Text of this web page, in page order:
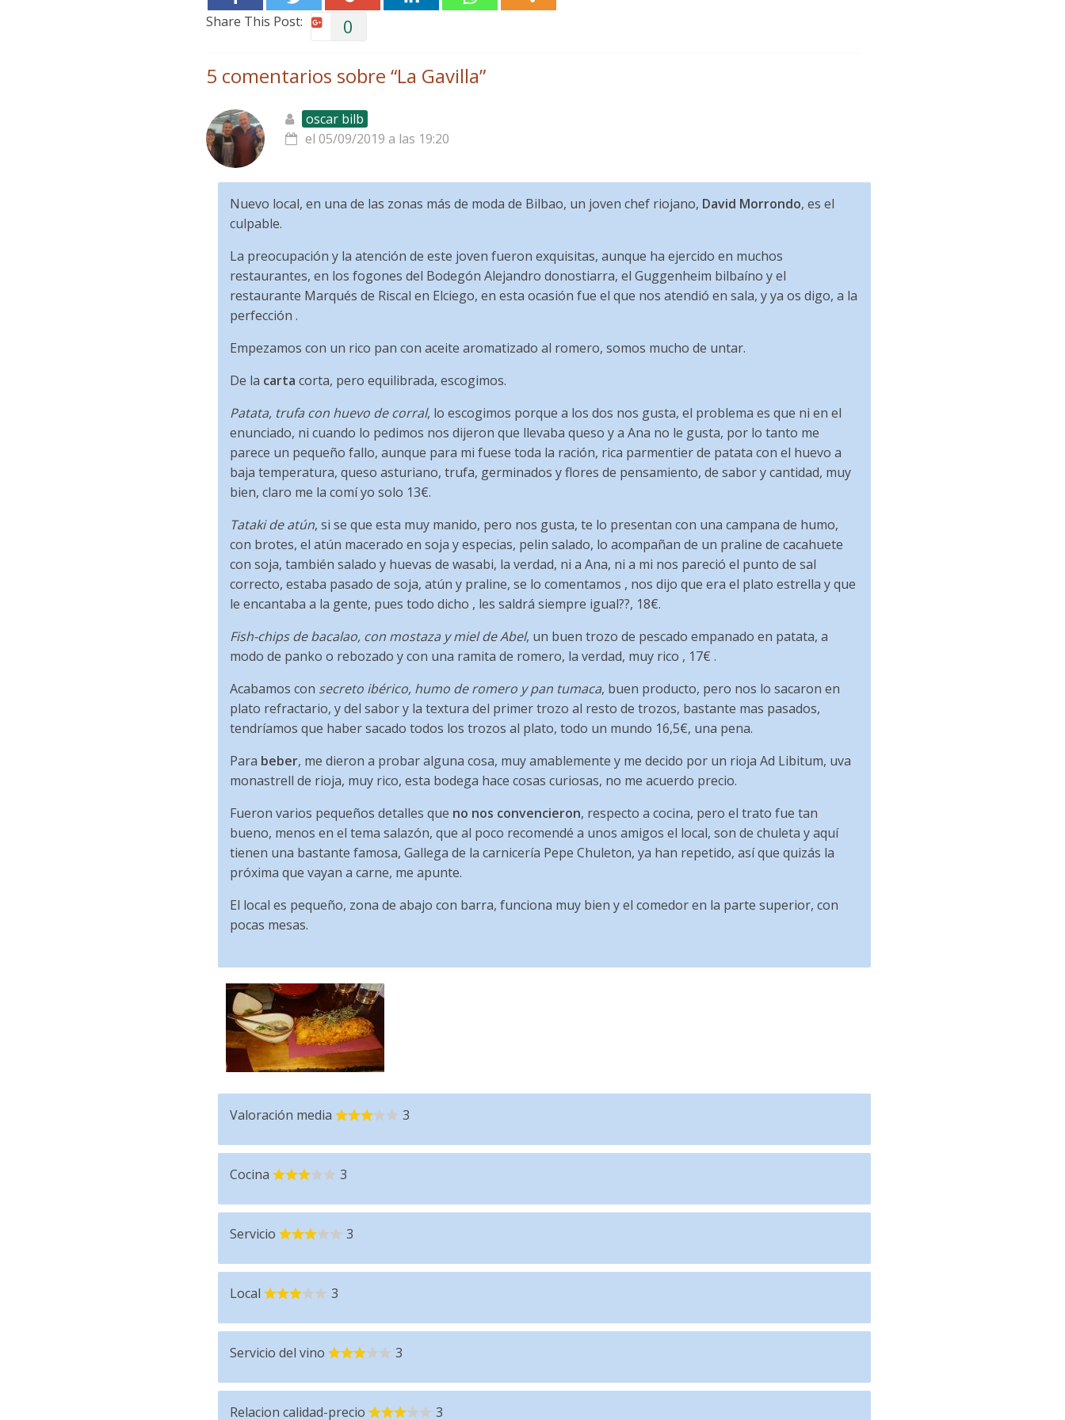
Share This Post: 0
5 comentarios sobre “La Gavilla”
oscar bilb
el 05/09/2019 a las 19:20
Nuevo local, en una de las zonas más de moda de Bilbao, un joven chef riojano, David Morrondo, es el
culpable.
La preocupación y la atención de este joven fueron exquisitas, aunque ha ejercido en muchos
restaurantes, en los fogones del Bodegón Alejandro donostiarra, el Guggenheim bilbaíno y el
restaurante Marqués de Riscal en Elciego, en esta ocasión fue el que nos atendió en sala, y ya os digo, a la
perfección .
Empezamos con un rico pan con aceite aromatizado al romero, somos mucho de untar.
De la carta corta, pero equilibrada, escogimos.
Patata, trufa con huevo de corral, lo escogimos porque a los dos nos gusta, el problema es que ni en el
enunciado, ni cuando lo pedimos nos dijeron que llevaba queso y a Ana no le gusta, por lo tanto me
parece un pequeño fallo, aunque para mi fuese toda la ración, rica parmentier de patata con el huevo a
baja temperatura, queso asturiano, trufa, germinados y flores de pensamiento, de sabor y cantidad, muy
bien, claro me la comí yo solo 13€.
Tataki de atún, si se que esta muy manido, pero nos gusta, te lo presentan con una campana de humo,
con brotes, el atún macerado en soja y especias, pelin salado, lo acompañan de un praline de cacahuete
con soja, también salado y huevas de wasabi, la verdad, ni a Ana, ni a mi nos pareció el punto de sal
correcto, estaba pasado de soja, atún y praline, se lo comentamos , nos dijo que era el plato estrella y que
le encantaba a la gente, pues todo dicho , les saldrá siempre igual??, 18€.
Fish-chips de bacalao, con mostaza y miel de Abel, un buen trozo de pescado empanado en patata, a
modo de panko o rebozado y con una ramita de romero, la verdad, muy rico , 17€ .
Acabamos con secreto ibérico, humo de romero y pan tumaca, buen producto, pero nos lo sacaron en
plato refractario, y del sabor y la textura del primer trozo al resto de trozos, bastante mas pasados,
tendríamos que haber sacado todos los trozos al plato, todo un mundo 16,5€, una pena.
Para beber, me dieron a probar alguna cosa, muy amablemente y me decido por un rioja Ad Libitum, uva
monastrell de rioja, muy rico, esta bodega hace cosas curiosas, no me acuerdo precio.
Fueron varios pequeños detalles que no nos convencieron, respecto a cocina, pero el trato fue tan
bueno, menos en el tema salazón, que al poco recomendé a unos amigos el local, son de chuleta y aquí
tienen una bastante famosa, Gallega de la carnicería Pepe Chuleton, ya han repetido, así que quizás la
próxima que vayan a carne, me apunte.
El local es pequeño, zona de abajo con barra, funciona muy bien y el comedor en la parte superior, con
pocas mesas.
Valoración media 3
Cocina 3
Servicio 3
Local 3
Servicio del vino 3
Relacion calidad-precio 3